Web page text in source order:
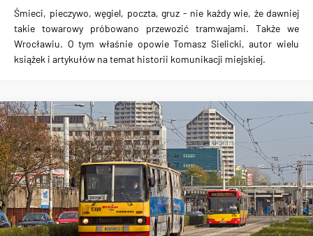
Śmieci, pieczywo, węgiel, poczta, gruz - nie każdy wie, że dawniej
takie towarowy próbowano przewozić tramwajami. Także we
Wrocławiu. O tym właśnie opowie Tomasz Sielicki, autor wielu
książek i artykułów na temat historii komunikacji miejskiej.